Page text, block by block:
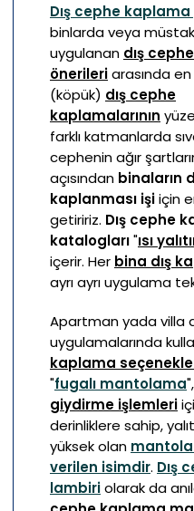
Dış cephe
binlarda veya
uygulanan dış
önerileriarasında
(köpük) dış cephe
kaplamalarının
farklı katmanlarda
cephenin ağır
açısından binaların
kaplanması işiiçin
getiririz. Dış cephe
katalogları"ısı
içerir. Her bina dış
ayrı ayrı uygulama
Apartman yada villa
uygulamalarında
kaplama
"fugalı mantolama
giydirme işlemleri
derinliklere sahip,
yüksek olan
verilen isimdir. Dış
lambiriolarak da